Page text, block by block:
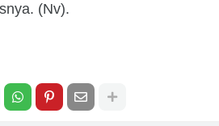
(Nv).